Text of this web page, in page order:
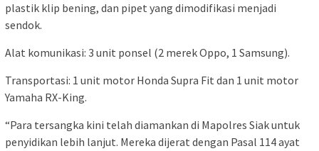
plastik klip bening, dan pipet yang dimodifikasi menjadi
sendok.
Alat komunikasi: 3 unit ponsel (2 merek Oppo, 1 Samsung).
Transportasi: 1 unit motor Honda Supra Fit dan 1 unit motor
Yamaha RX-King.
“Para tersangka kini telah diamankan di Mapolres Siak untuk
penyidikan lebih lanjut. Mereka dijerat dengan Pasal 114 ayat